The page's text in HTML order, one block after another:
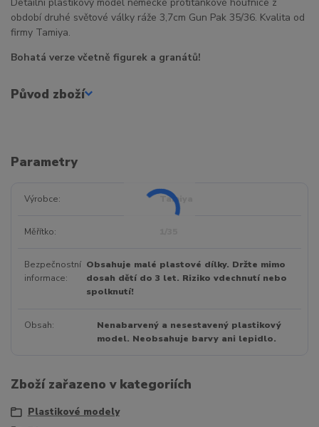
Detailní plastikový model německé protitankové houfnice z
období druhé světové války ráže 3,7cm Gun Pak 35/36. Kvalita od
firmy Tamiya.
Bohatá verze včetně figurek a granátů!
Původ zboží
Parametry
Výrobce Tamiya
Měřítko
Bezpečnostní
informace
Obsahuje malé plastové dílky. Držte mimo
dosah dětí do 3 let. Riziko vdechnutí nebo
spolknutí!
Obsah
Nenabarvený a nesestavený plastikový
model. Neobsahuje barvy ani lepidlo.
Zboží zařazeno v kategoriích
Plastikové modely